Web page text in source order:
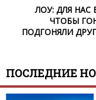
ЛОУ: ДЛЯ НАС
ЧТОБЫ
ПОДГОНЯЛИ
ПОСЛЕДНИЕ